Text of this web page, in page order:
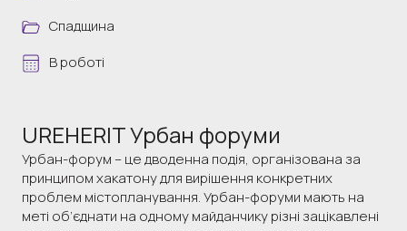
Спадщина
В роботі
UREHERIT Урбан форуми
Урбан-форум – це дводенна подія, організована за
принципом хакатону для вирішення конкретних
проблем містопланування. Урбан-форуми мають на
меті об’єднати на одному майданчику різні зацікавлені